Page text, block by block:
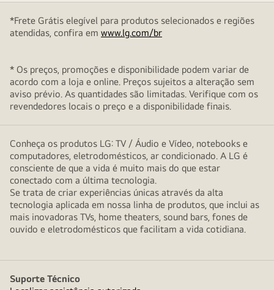
*Frete Grátis elegível para produtos selecionados e regiões
atendidas, confira em www.lg.com/br
* Os preços, promoções e disponibilidade podem variar de
acordo com a loja e online. Preços sujeitos a alteração sem
aviso prévio. As quantidades são limitadas. Verifique com os
revendedores locais o preço e a disponibilidade finais.
Conheça os produtos LG: TV / Áudio e Vídeo, notebooks e
computadores, eletrodomésticos, ar condicionado. A LG é
consciente de que a vida é muito mais do que estar
conectado com a última tecnologia.
Se trata de criar experiências únicas através da alta
tecnologia aplicada em nossa linha de produtos, que inclui as
mais inovadoras TVs, home theaters, sound bars, fones de
ouvido e eletrodomésticos que facilitam a vida cotidiana.
Suporte Técnico